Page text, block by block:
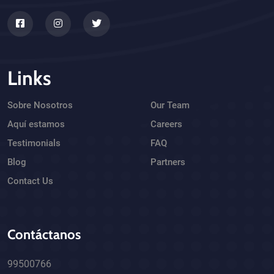
Links
Sobre Nosotros
Aquí estamos
Testimonials
Blog
Contact Us
Our Team
Careers
FAQ
Partners
Contáctanos
99500766